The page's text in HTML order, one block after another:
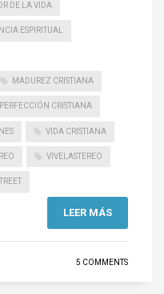
DE LA VIDA
ESPIRITUAL
MADUREZ CRISTIANA
PERFECCIÓN CRISTIANA
VIDA CRISTIANA
VIVELASTEREO
LEER MÁS
5 COMMENTS